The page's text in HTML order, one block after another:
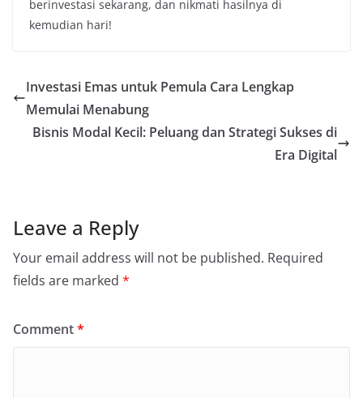
berinvestasi sekarang, dan nikmati hasilnya di
kemudian hari!
Investasi Emas untuk Pemula Cara Lengkap
Memulai Menabung
Bisnis Modal Kecil: Peluang dan Strategi Sukses di
Era Digital
Leave a Reply
Your email address will not be published. Required
fields are marked *
Comment*